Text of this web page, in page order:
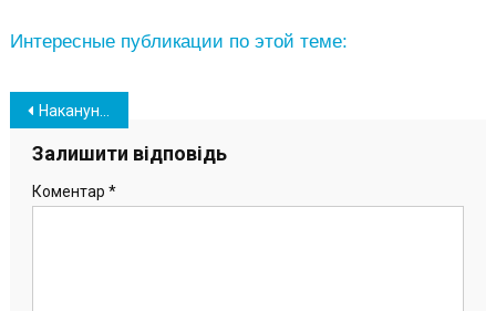
Интересные публикации по этой теме:
Навігація
записів
Накануне праздника работники порта «Южный» почтили подвиг воинов Великой Победы
Залишити відповідь
Коментар *